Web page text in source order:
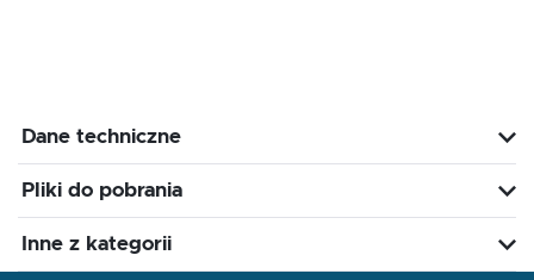
Dane techniczne
Pliki do pobrania
Inne z kategorii